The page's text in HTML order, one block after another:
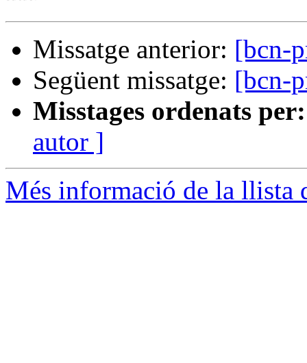
Missatge anterior: [bcn-
Següent missatge: [bcn-
Misstages ordenats per:
autor ]
Més informació de la llista